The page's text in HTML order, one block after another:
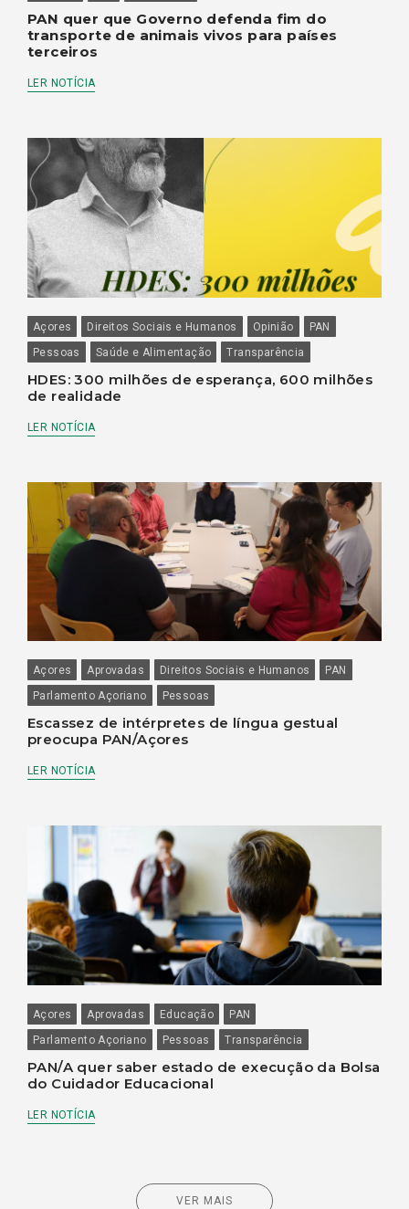
PAN quer que Governo defenda fim do
transporte de animais vivos para países
terceiros
LER NOTÍCIA
Açores Direitos Sociais e Humanos Opinião
PAN
Pessoas
Saúde e Alimentação Transparência
HDES: 300 milhões de esperança, 600 milhões
de realidade
LER NOTÍCIA
Açores Aprovadas Direitos Sociais e Humanos
PAN
Parlamento Açoriano
Pessoas
Escassez de intérpretes de língua gestual
preocupa PAN/Açores
LER NOTÍCIA
Açores Aprovadas Educação
PAN
Parlamento Açoriano
Pessoas Transparência
PAN/A quer saber estado de execução da Bolsa
do Cuidador Educacional
LER NOTÍCIA
VER MAIS